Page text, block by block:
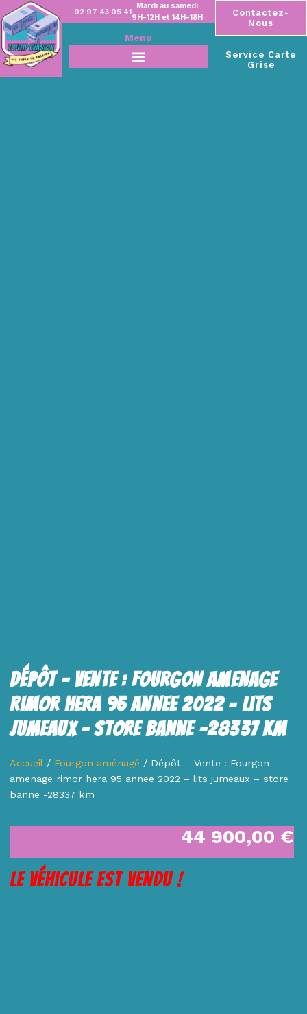
02 97 43 05 41
Mardi au samedi
9H-12H et 14H-18H
Menu
Contactez-
Nous
Service Carte
Grise
Dépôt – Vente : Fourgon Amenage
Rimor Hera 95 Annee 2022 – Lits
Jumeaux – Store Banne -28337 Km
Accueil / Fourgon aménagé / Dépôt – Vente : Fourgon
amenage rimor hera 95 annee 2022 – lits jumeaux – store
banne -28337 km
44 900,00 €
Le véhicule est vendu !